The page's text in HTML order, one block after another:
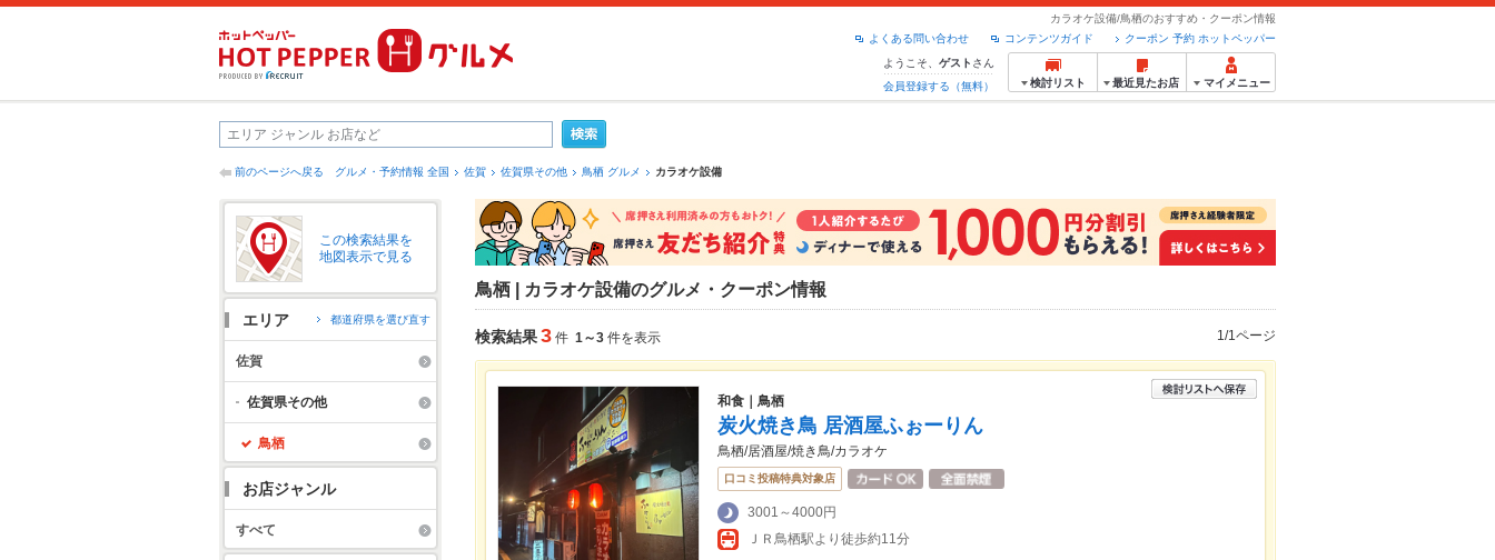
カラオケ設備/鳥栖のおすすめ・クーポン情報
クーポン 予約 ホットペッパー
コンテンツガイド
よくある問い合わせ
ようこそ、 ゲスト さん
会員登録する（無料）
検討リスト 最近見たお店 マイメニュー
前のページへ戻る グルメ・予約情報 全国 佐賀 佐賀県その他 鳥栖 グルメ カラオケ設備
この検索結果を
地図表示で見る
エリア 都道府県を選び直す
佐賀
佐賀県その他
鳥栖
お店ジャンル
すべて
鳥栖 | カラオケ設備のグルメ・クーポン情報
検索結果3 件 1～3 件を表示 1/1ページ
和食｜鳥栖
炭火焼き鳥 居酒屋ふぉーりん
鳥栖/居酒屋/焼き鳥/カラオケ
口コミ投稿特典対象店
3001～4000円
ＪＲ鳥栖駅より徒歩約11分